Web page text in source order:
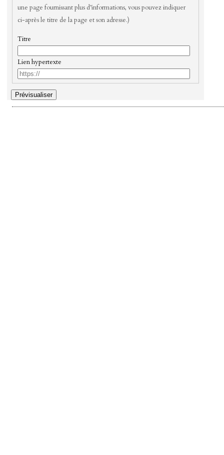
une page fournissant plus d’informations, vous pouvez indiquer
ci-après le titre de la page et son adresse.)
Titre
Lien hypertexte